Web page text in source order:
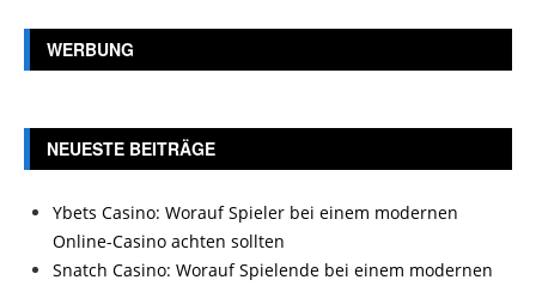
WERBUNG
NEUESTE BEITRÄGE
Ybets Casino: Worauf Spieler bei einem modernen
Online-Casino achten sollten
Snatch Casino: Worauf Spielende bei einem modernen